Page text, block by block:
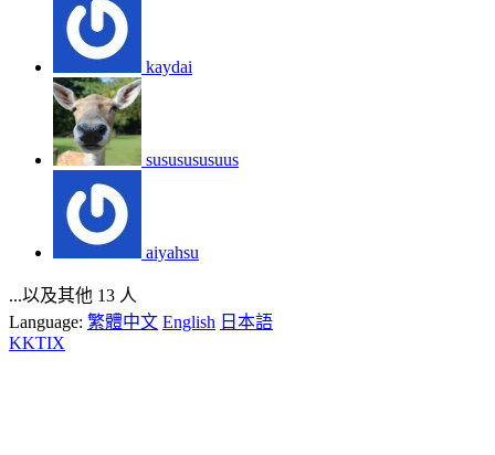
kaydai
sususususuus
aiyahsu
...以及其他 13 人
Language: 繁體中文 English 日本語
KKTIX